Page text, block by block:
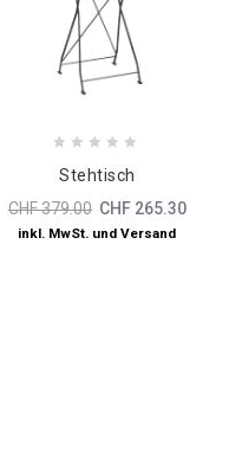
out
of
Stehtisch
CHF379.00 CHF265.30
inkl. MwSt. und Versand